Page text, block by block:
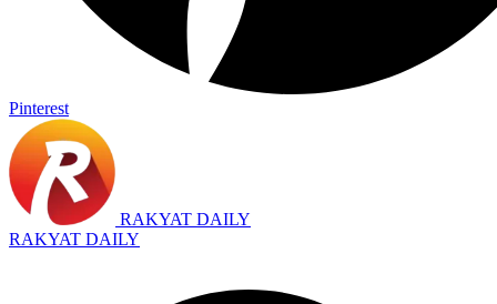
Pinterest
RAKYAT DAILY
RAKYAT DAILY